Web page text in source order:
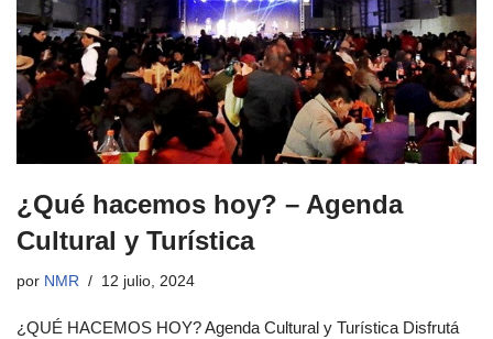
¿Qué hacemos hoy? – Agenda
Cultural y Turística
por NMR 12 julio, 2024
¿QUÉ HACEMOS HOY? Agenda Cultural y Turística Disfrutá